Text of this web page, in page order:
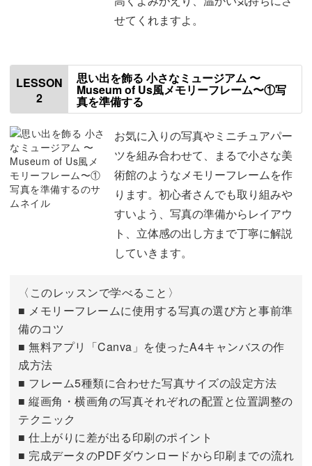
ますよ。
初心者でも、不器用でも大丈夫！
「工作が苦手…」「写真の印刷が難しい」そんな方も、ご
まずは写真の印刷方法、ベースとなる背景の準備など、ひ
小さなフレームの中でもバランスよく見せるコツや、レイ
アウトの基本もしっかりマスター。
パーツ配置のポイントも紹介するので、完成度がぐっと上
がります。
せてくれますよ。
LESSON
2
思い出を飾る 小さなミュージアム 〜
Museum of Us風メモリーフレーム〜①写
真を準備する
お気に入りの写真やミニチュアパー
ツを組み合わせて、まるで小さな美
術館のようなメモリーフレームを作
ります。初心者さんでも取り組みや
すいよう、写真の準備からレイアウ
ト、立体感の出し方まで丁寧に解説
していきます。
〈このレッスンで学べること〉
■ メモリーフレームに使用する写真の選び方と事前準
備のコツ
■ 無料アプリ「Canva」を使ったA4キャンバスの作
成方法
■ フレーム5種類に合わせた写真サイズの設定方法
■ 縦画角・横画角の写真それぞれの配置と位置調整の
テクニック
■ 仕上がりに差が出る印刷のポイント
■ 完成データのPDFダウンロードから印刷までの流れ